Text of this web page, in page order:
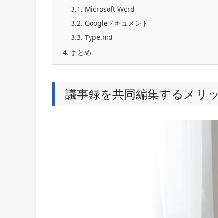
3.1. Microsoft Word
3.2. Googleドキュメント
3.3. Type.md
4. まとめ
議事録を共同編集するメリ